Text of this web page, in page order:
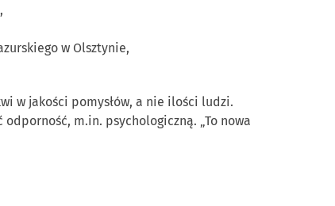
w Olsztynie,
w jakości pomysłów, a nie ilości ludzi.
m.in. psychologiczną. „To nowa